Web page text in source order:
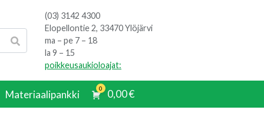
(03) 3142 4300
Elopellontie 2, 33470 Ylöjärvi
ma – pe 7 – 18
la 9 – 15
poikkeusaukioloajat:
Materiaalipankki 0 0,00€